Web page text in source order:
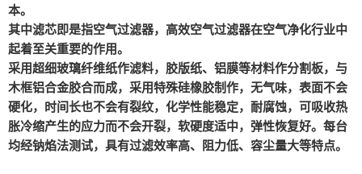
本。
其中滤芯即是指空气过滤器，高效空气过滤器在空气净化行业中
起着至关重要的作用。
采用超细玻璃纤维纸作滤料，胶版纸、铝膜等材料作分割板，与
木框铝合金胶合而成，采用特殊硅橡胶制作，无气味，表面不会
硬化，时间长也不会有裂纹，化学性能稳定，耐腐蚀，可吸收热
胀冷缩产生的应力而不会开裂，软硬度适中，弹性恢复好。每台
均经钠焰法测试，具有过滤效率高、阻力低、容尘量大等特点。